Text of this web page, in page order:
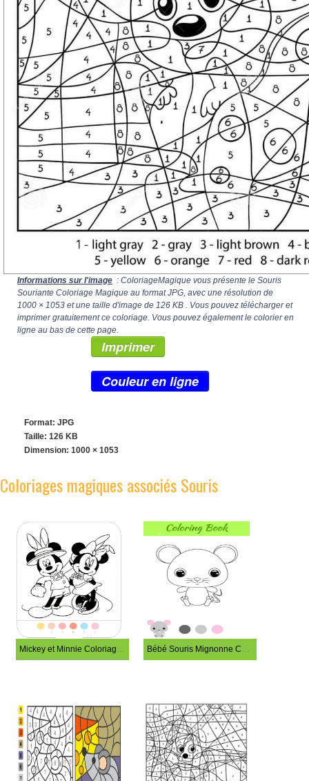
Informations sur l'image : ColoriageMagique vous présente le Souris
Souriante Coloriage Magique au format JPG, avec une résolution de
1000 × 1053 et une taille d'image de 126 KB . Vous pouvez télécharger et
imprimer gratuitement ce coloriage. Vous pouvez également le colorier en
ligne au bas de cette page.
Imprimer
Couleur en ligne
Format: JPG
Taille: 126 KB
Dimension: 1000 × 1053
Coloriages magiques associés Souris